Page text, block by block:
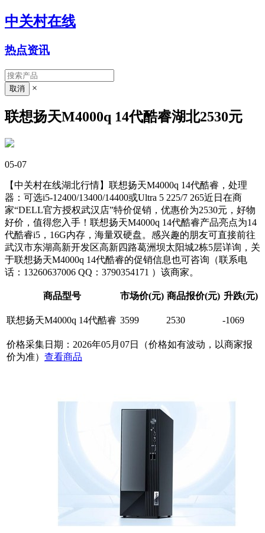
中关村在线
热点资讯
×
联想扬天M4000q 14代酷睿湖北2530元
05-07
【中关村在线湖北行情】联想扬天M4000q 14代酷睿， 处理
器 ：可选i5-12400/13400/14400或Ultra 5 225/7 265近日在商
家“DELL官方授权武汉店”特价促销，优惠价为2530元，好物
好价，值得您入手！联想扬天M4000q 14代酷睿产品亮点为14
代酷睿i5，16G内存，海量双硬盘。感兴趣的朋友可直接前往
武汉市东湖高新开发区高新四路葛洲坝太阳城2栋5层详询，关
于联想扬天M4000q 14代酷睿的促销信息也可咨询（联系电
话：13260637006 QQ：3790354171 ）该商家。
商品型号 市场价(元) 商品报价(元) 升跌(元)
联想扬天M4000q 14代酷睿 3599 2530 -1069
价格采集日期：2026年05月07日（价格如有波动，以商家报
价为准） 查看商品